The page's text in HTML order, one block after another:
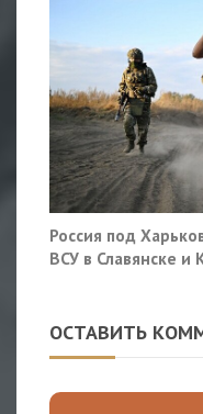
Россия под
ВСУ в Славянске и
ОСТАВИТЬ